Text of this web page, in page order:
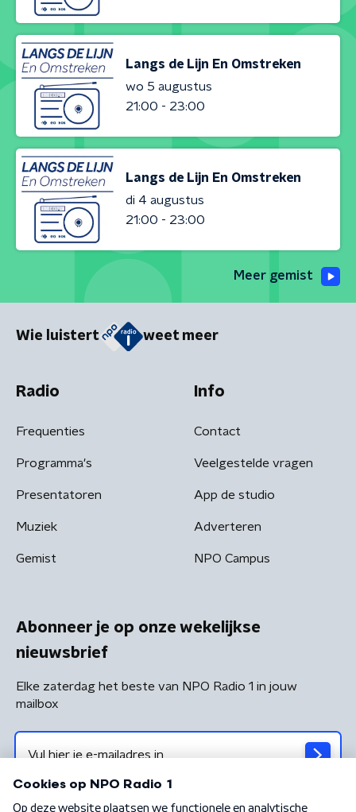
Langs de Lijn En Omstreken
wo 5 augustus
21:00 - 23:00
Langs de Lijn En Omstreken
di 4 augustus
21:00 - 23:00
Meer gemist
Wie luistert weet meer
Radio
Frequenties
Programma's
Presentatoren
Muziek
Gemist
Info
Contact
Veelgestelde vragen
App de studio
Adverteren
NPO Campus
Abonneer je op onze wekelijkse
nieuwsbrief
Elke zaterdag het beste van NPO Radio 1 in jouw
mailbox